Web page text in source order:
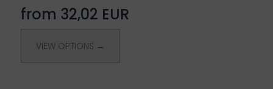
from 32,02 EUR
VIEW OPTIONS →